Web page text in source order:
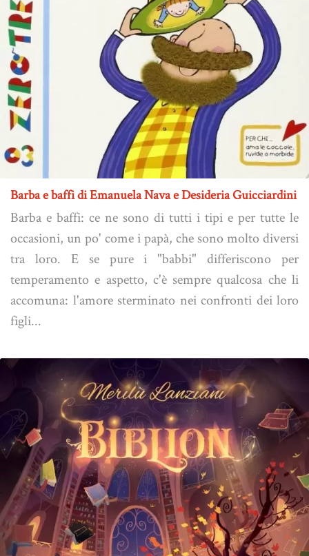
Barba e baffi di Emanuela Nava e Desideria Guicciardini
Barba e baffi: ce ne sono di tutti i tipi e per tutte le
occasioni, un po' come i papà, che sono molto diversi
tra loro. E se pure i "babbi" differiscono per
temperamento e aspetto, c'è sempre qualcosa che li
accomuna: l'amore sterminato nei confronti dei loro
figli...